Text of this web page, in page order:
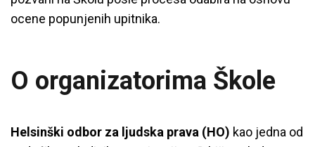
ocene popunjenih upitnika.
O organizatorima Škole
Helsinški odbor za ljudska prava (HO) kao jedna od